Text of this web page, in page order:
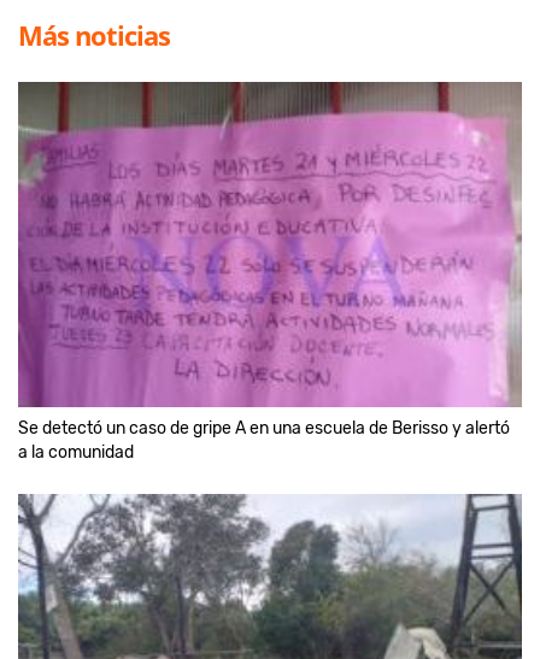
Más noticias
Se detectó un caso de gripe A en una escuela de Berisso y alertó
a la comunidad